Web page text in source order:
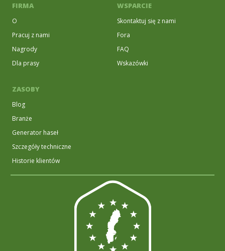
FIRMA
O
Pracuj z nami
Nagrody
Dla prasy
WSPARCIE
Skontaktuj się z nami
Fora
FAQ
Wskazówki
ZASOBY
Blog
Branże
Generator haseł
Szczegóły techniczne
Historie klientów